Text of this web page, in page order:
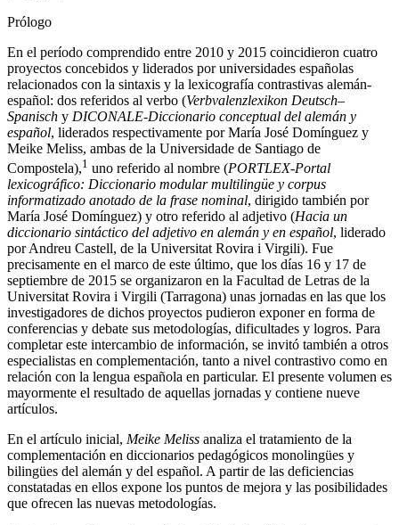
Prólogo
En el período comprendido entre 2010 y 2015 coincidieron cuatro
proyectos concebidos y liderados por universidades españolas
relacionados con la sintaxis y la lexicografía contrastivas alemán-
español: dos referidos al verbo (Verbvalenzlexikon Deutsch–
Spanisch y DICONALE-Diccionario conceptual del alemán y
español, liderados respectivamente por María José Domínguez y
Meike Meliss, ambas de la Universidade de Santiago de
Compostela),1 uno referido al nombre (PORTLEX-Portal
lexicográfico: Diccionario modular multilingüe y corpus
informatizado anotado de la frase nominal, dirigido también por
María José Domínguez) y otro referido al adjetivo (Hacia un
diccionario sintáctico del adjetivo en alemán y en español, liderado
por Andreu Castell, de la Universitat Rovira i Virgili). Fue
precisamente en el marco de este último, que los días 16 y 17 de
septiembre de 2015 se organizaron en la Facultad de Letras de la
Universitat Rovira i Virgili (Tarragona) unas jornadas en las que los
investigadores de dichos proyectos pudieron exponer en forma de
conferencias y debate sus metodologías, dificultades y logros. Para
completar este intercambio de información, se invitó también a otros
especialistas en complementación, tanto a nivel contrastivo como en
relación con la lengua española en particular. El presente volumen es
mayormente el resultado de aquellas jornadas y contiene nueve
artículos.
En el artículo inicial, Meike Meliss analiza el tratamiento de la
complementación en diccionarios pedagógicos monolingües y
bilingües del alemán y del español. A partir de las deficiencias
constatadas en ellos expone los puntos de mejora y las posibilidades
que ofrecen las nuevas metodologías.